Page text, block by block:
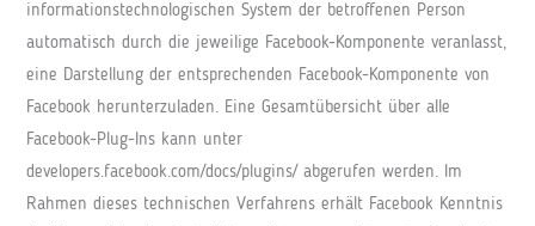
informationstechnologischen System der betroffenen Person
automatisch durch die jeweilige Facebook-Komponente veranlasst,
eine Darstellung der entsprechenden Facebook-Komponente von
Facebook herunterzuladen. Eine Gesamtübersicht über alle
Facebook-Plug-Ins kann unter
developers.facebook.com/docs/plugins/ abgerufen werden. Im
Rahmen dieses technischen Verfahrens erhält Facebook Kenntnis